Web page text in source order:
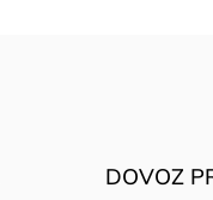
DOVOZ